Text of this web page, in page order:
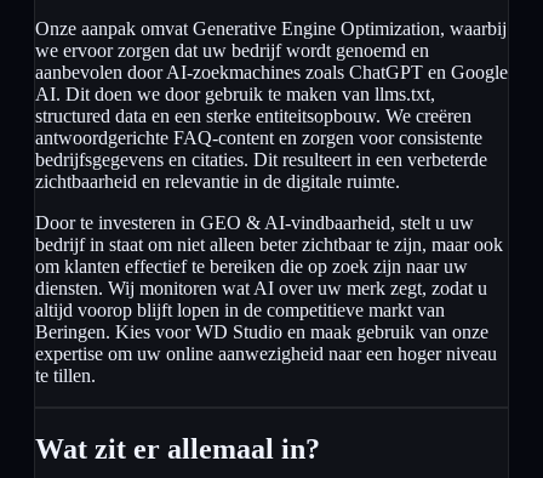
Onze aanpak omvat Generative Engine Optimization, waarbij
we ervoor zorgen dat uw bedrijf wordt genoemd en
aanbevolen door AI-zoekmachines zoals ChatGPT en Google
AI. Dit doen we door gebruik te maken van llms.txt,
structured data en een sterke entiteitsopbouw. We creëren
antwoordgerichte FAQ-content en zorgen voor consistente
bedrijfsgegevens en citaties. Dit resulteert in een verbeterde
zichtbaarheid en relevantie in de digitale ruimte.
Door te investeren in GEO & AI-vindbaarheid, stelt u uw
bedrijf in staat om niet alleen beter zichtbaar te zijn, maar ook
om klanten effectief te bereiken die op zoek zijn naar uw
diensten. Wij monitoren wat AI over uw merk zegt, zodat u
altijd voorop blijft lopen in de competitieve markt van
Beringen. Kies voor WD Studio en maak gebruik van onze
expertise om uw online aanwezigheid naar een hoger niveau
te tillen.
Wat zit er allemaal in?